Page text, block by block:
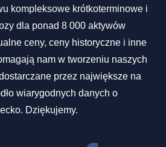
kompleksowe krótkoterminowe i
dla ponad 8 000 aktywów
ceny, ceny historyczne i inne
nam w tworzeniu naszych
przez największe na
wiarygodnych danych o
Dziękujemy.